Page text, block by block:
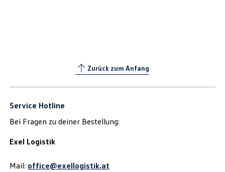
Zurück zum Anfang
Service Hotline
Bei Fragen zu deiner Bestellung:
Exel Logistik
Mail: office@exellogistik.at